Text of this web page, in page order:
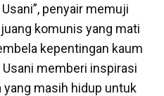
penyair memuji
komunis yang mati
kepentingan kaum
memberi inspirasi
yang masih hidup untuk